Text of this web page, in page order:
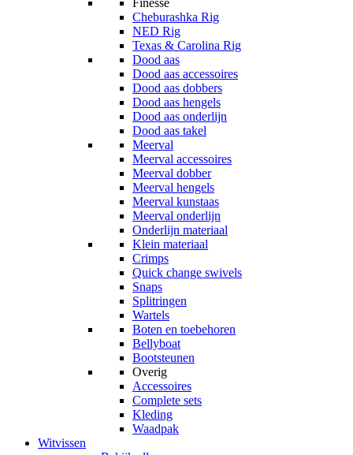
Finesse
Cheburashka Rig
NED Rig
Texas & Carolina Rig
Dood aas
Dood aas accessoires
Dood aas dobbers
Dood aas hengels
Dood aas onderlijn
Dood aas takel
Meerval
Meerval accessoires
Meerval dobber
Meerval hengels
Meerval kunstaas
Meerval onderlijn
Onderlijn materiaal
Klein materiaal
Crimps
Quick change swivels
Snaps
Splitringen
Wartels
Boten en toebehoren
Bellyboat
Bootsteunen
Overig
Accessoires
Complete sets
Kleding
Waadpak
Witvissen